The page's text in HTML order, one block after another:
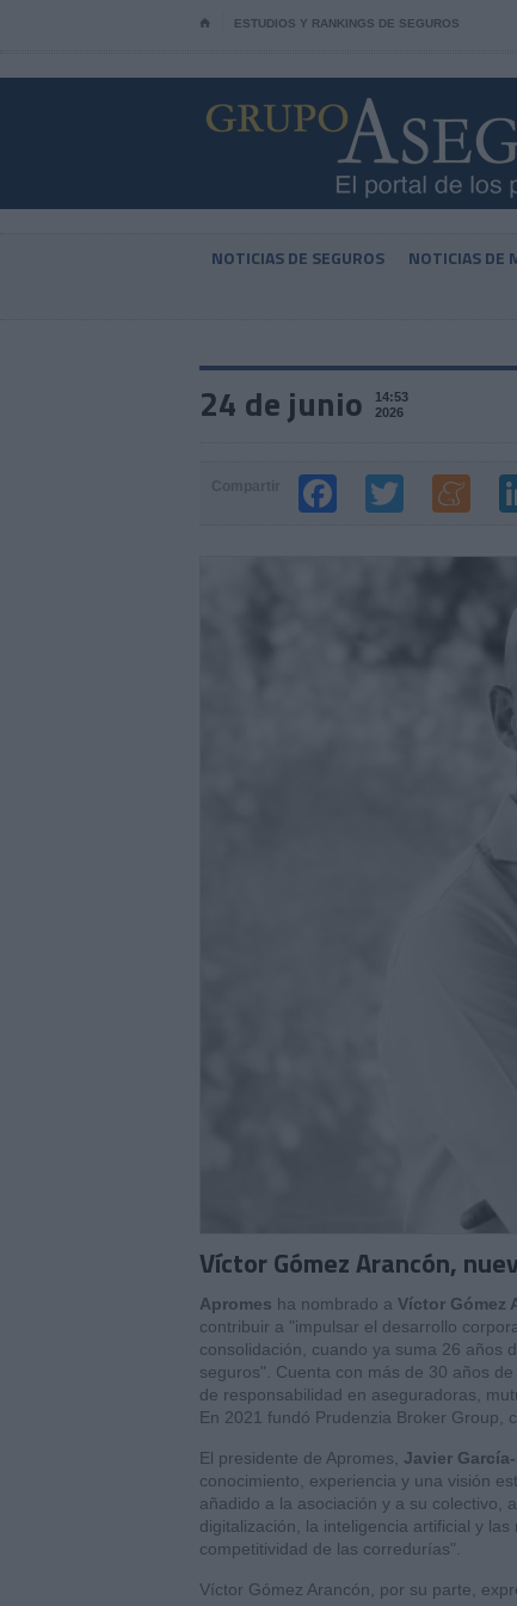
⌂ ESTUDIOS Y RANKINGS DE SEGUROS
NOTICIAS DE SEGUROS NOTICIAS DE
24 de junio
14:53
2026
Víctor Gómez Arancón,
Apromes ha nombrado a Víctor Gómez
contribuir a "impulsar el desarrollo
consolidación, cuando ya suma 26 años
seguros". Cuenta con más de 30 años
de responsabilidad en aseguradoras,
En 2021 fundó Prudenzia Broker Group,
El presidente de Apromes, Javier
conocimiento, experiencia y una visión
añadido a la asociación y a su colectivo,
digitalización, la inteligencia artificial y
competitividad de las corredurías".
Víctor Gómez Arancón, por su parte,